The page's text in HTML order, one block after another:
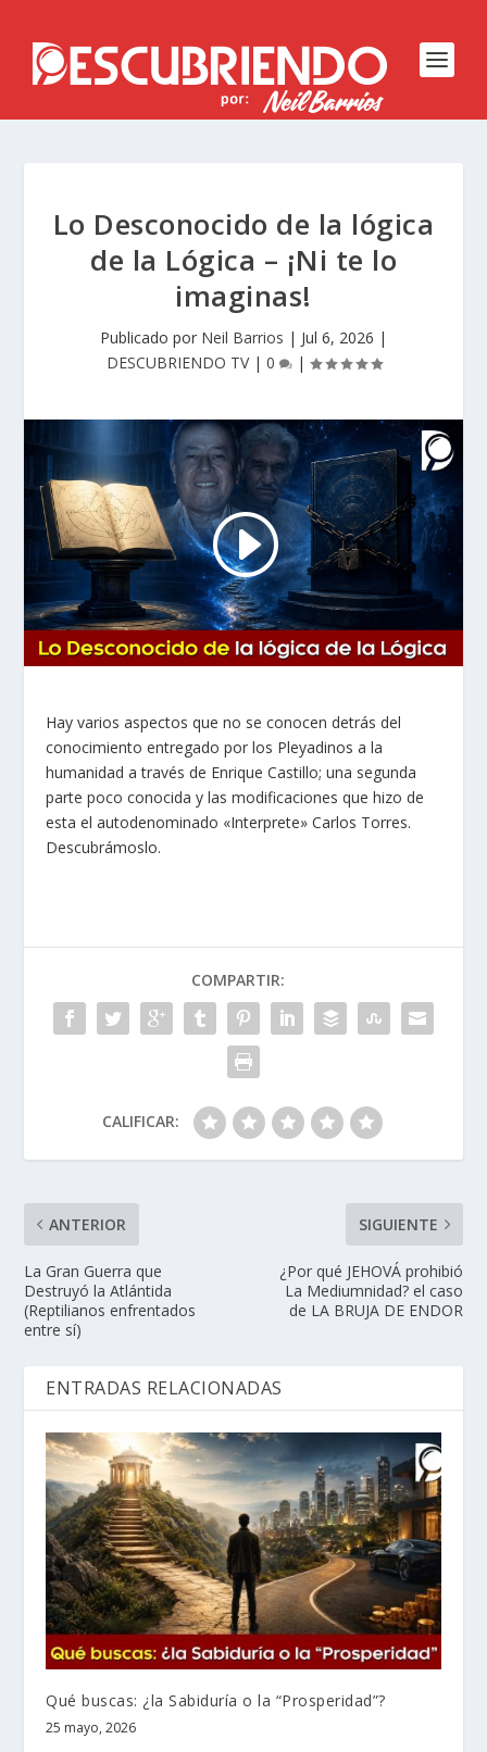
Lo Desconocido de la lógica
de la Lógica – ¡Ni te lo
imaginas!
Publicado por Neil Barrios | Jul 6, 2026 |
DESCUBRIENDO TV| 0 |
Hay varios aspectos que no se conocen detrás del
conocimiento entregado por los Pleyadinos a la
humanidad a través de Enrique Castillo; una segunda
parte poco conocida y las modificaciones que hizo de
esta el autodenominado «Interprete» Carlos Torres.
Descubrámoslo.
COMPARTIR:
CALIFICAR:
ANTERIOR
La Gran Guerra que
Destruyó la Atlántida
(Reptilianos enfrentados
entre sí)
SIGUIENTE
¿Por qué JEHOVÁ prohibió
La Mediumnidad? el caso
de LA BRUJA DE ENDOR
ENTRADAS RELACIONADAS
Qué buscas: ¿la Sabiduría o la “Prosperidad”?
25 mayo, 2026